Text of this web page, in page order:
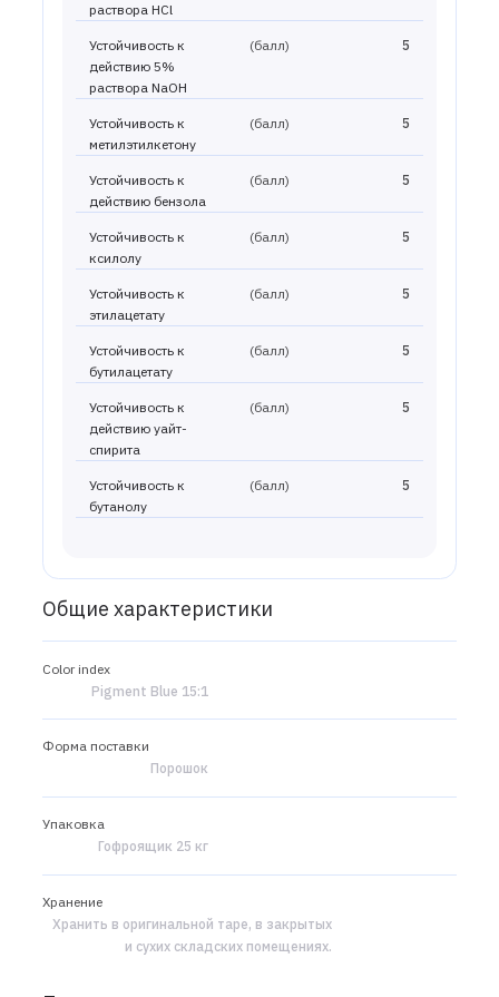
раствора HCl
Устойчивость к
действию 5%
раствора NaOH
(балл) 5
Устойчивость к
метилэтилкетону
(балл) 5
Устойчивость к
действию бензола
(балл) 5
Устойчивость к
ксилолу
(балл) 5
Устойчивость к
этилацетату
(балл) 5
Устойчивость к
бутилацетату
(балл) 5
Устойчивость к
действию уайт-
спирита
(балл) 5
Устойчивость к
бутанолу
(балл) 5
Общие характеристики
Color index
Pigment Blue 15:1
Форма поставки
Порошок
Упаковка
Гофроящик 25 кг
Хранение
Хранить в оригинальной таре, в закрытых
и сухих складских помещениях.